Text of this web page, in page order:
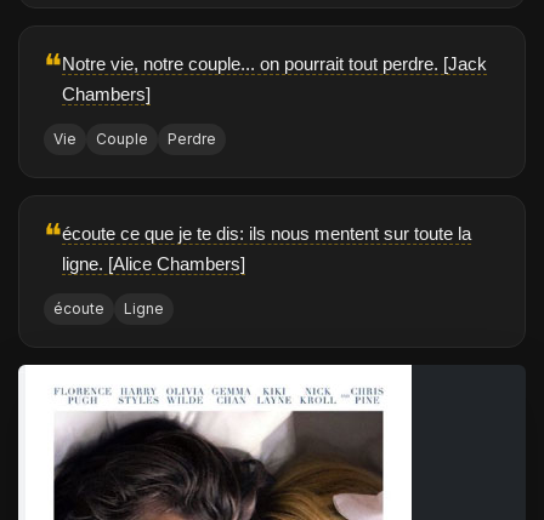
❝Notre vie, notre couple... on pourrait tout perdre. [Jack
Chambers]
Vie Couple Perdre
❝écoute ce que je te dis: ils nous mentent sur toute la
ligne. [Alice Chambers]
écoute Ligne